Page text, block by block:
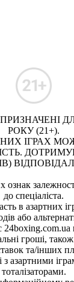
РОКУ (21+).
ІГРАХ
до спеціаліста.
в азартних
або
гроші,
та/інших
з азартними
тоталізаторами.